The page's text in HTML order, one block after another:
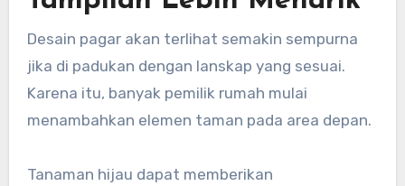
Desain pagar akan terlihat semakin sempurna
jika di padukan dengan lanskap yang sesuai.
Karena itu, banyak pemilik rumah mulai
menambahkan elemen taman pada area depan.
Tanaman hijau dapat memberikan